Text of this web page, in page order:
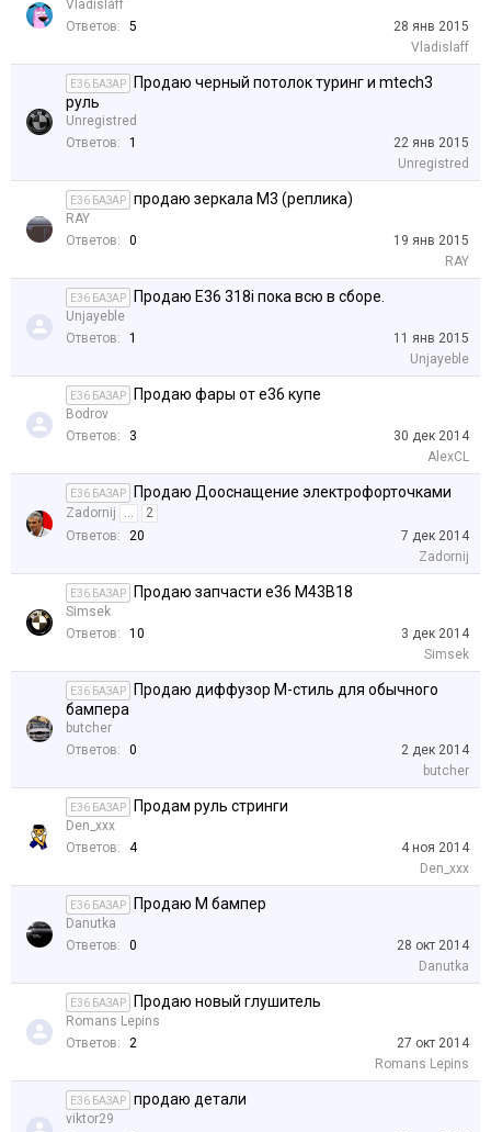
Vladislaff
Ответов:
5
28 янв 2015
Vladislaff
E36 БАЗАР
Продаю черный потолок туринг и mtech3
руль
Unregistred
Ответов:
1
22 янв 2015
Unregistred
E36 БАЗАР продаю зеркала М3 (реплика)
RAY
Ответов:
0
19 янв 2015
RAY
E36 БАЗАР Продаю E36 318i пока всю в сборе.
Unjayeble
Ответов:
1
11 янв 2015
Unjayeble
E36 БАЗАР Продаю фары от е36 купе
Bodrov
Ответов:
3
30 дек 2014
AlexCL
E36 БАЗАР Продаю Дооснащение электрофорточками
Zadornij ...
2
Ответов:
20
7 дек 2014
Zadornij
E36 БАЗАР Продаю запчасти e36 M43B18
Simsek
Ответов:
10
3 дек 2014
Simsek
E36 БАЗАР
Продаю диффузор М-стиль для обычного
бампера
butcher
Ответов:
0
2 дек 2014
butcher
E36 БАЗАР Продам руль стринги
Den_xxx
Ответов:
4
4 ноя 2014
Den_xxx
E36 БАЗАР Продаю М бампер
Danutka
Ответов:
0
28 окт 2014
Danutka
E36 БАЗАР Продаю новый глушитель
Romans Lepins
Ответов:
2
27 окт 2014
Romans Lepins
E36 БАЗАР продаю детали
viktor29